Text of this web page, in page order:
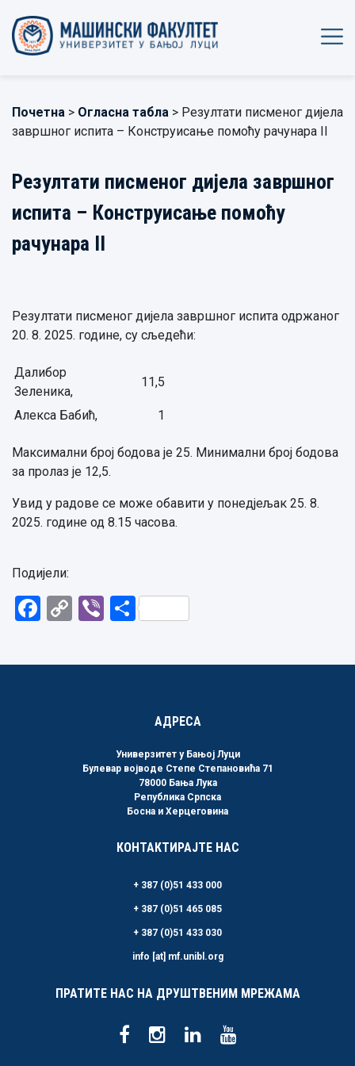
Почетна > Огласна табла > Резултати писменог дијела
завршног испита – Конструисање помоћу рачунара II
Резултати писменог дијела завршног
испита – Конструисање помоћу
рачунара II
Резултати писменог дијела завршног испита одржаног
20. 8. 2025. године, су сљедећи:
Далибор
Зеленика,
11,5
Алекса Бабић, 1
Максимални број бодова је 25. Минимални број бодова
за пролаз је 12,5.
Увид у радове се може обавити у понедјељак 25. 8.
2025. године од 8.15 часова.
Подијели:
Facebook
CopyViberShare
АДРЕСА
Универзитет у Бањој Луци
Булевар војводе Степе Степановића 71
78000 Бања Лука
Република Српска
Босна и Херцеговина
КОНТАКТИРАЈТЕ НАС
+ 387 (0)51 433 000
+ 387 (0)51 465 085
+ 387 (0)51 433 030
info [at] mf.unibl.org
ПРАТИТЕ НАС НА ДРУШТВЕНИМ МРЕЖАМА